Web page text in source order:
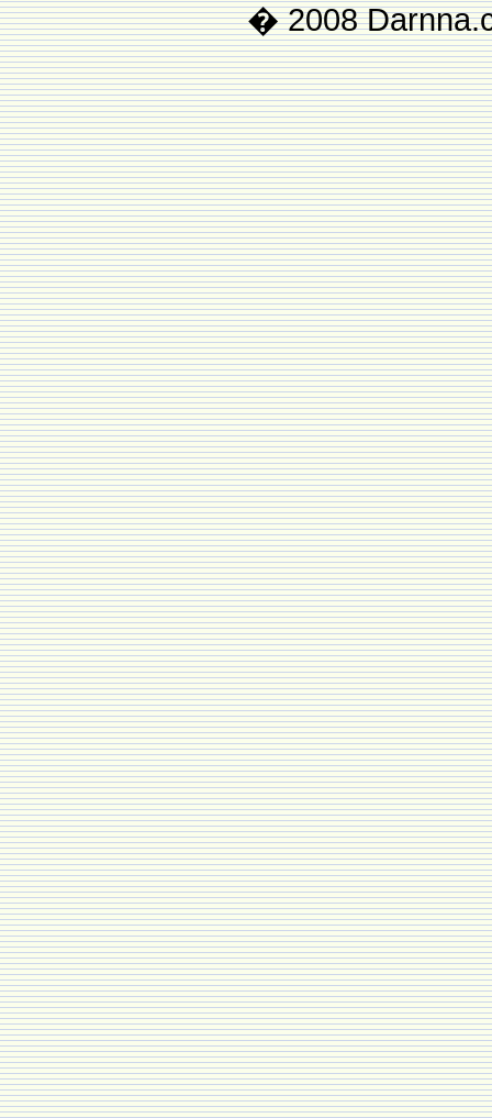
� 2008